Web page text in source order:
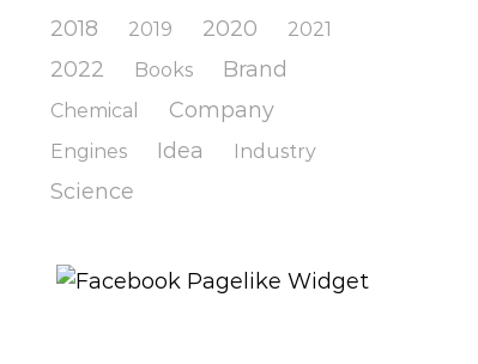
2018 2019 2020 2021
2022 Books Brand
Chemical Company
Engines Idea Industry
Science